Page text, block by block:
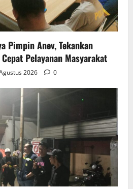
Pimpin Anev, Tekankan
Pelayanan Masyarakat
2026 0